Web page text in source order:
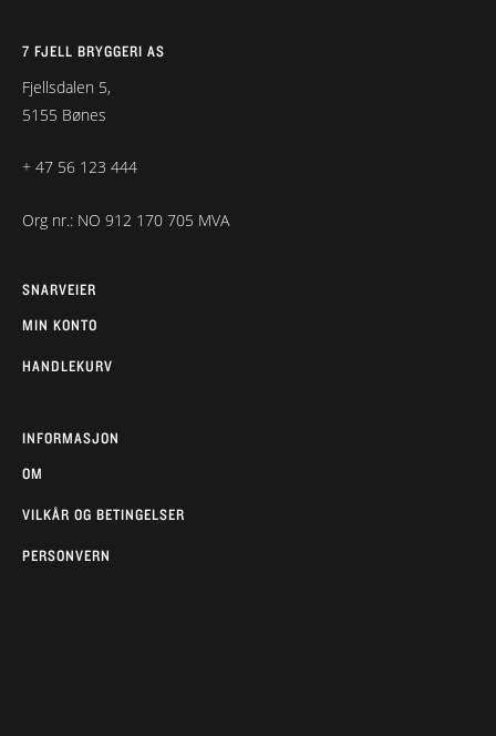
7 FJELL BRYGGERI AS
Fjellsdalen 5,
5155 Bønes
+ 47 56 123 444
Org nr.: NO 912 170 705 MVA
SNARVEIER
MIN KONTO
HANDLEKURV
INFORMASJON
OM
VILKÅR OG BETINGELSER
PERSONVERN